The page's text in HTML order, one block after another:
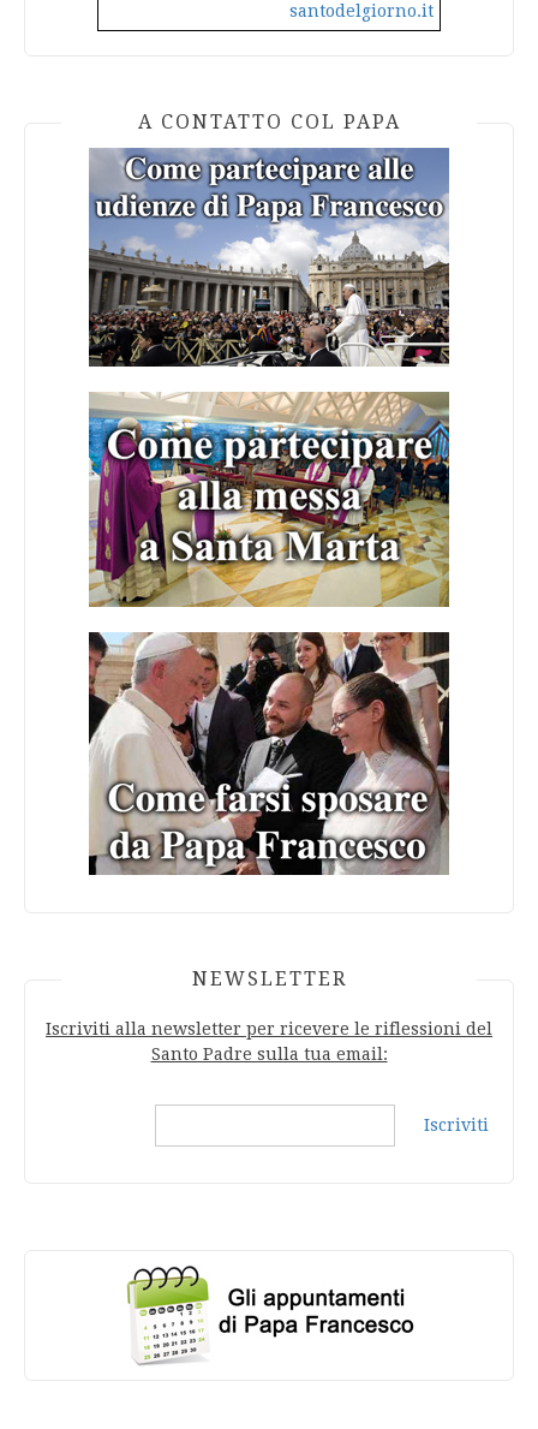
santodelgiorno.it
A CONTATTO COL PAPA
NEWSLETTER
Iscriviti alla newsletter per ricevere le riflessioni del
Santo Padre sulla tua email:
Iscriviti